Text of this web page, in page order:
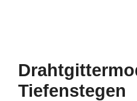
Tiefenstegen